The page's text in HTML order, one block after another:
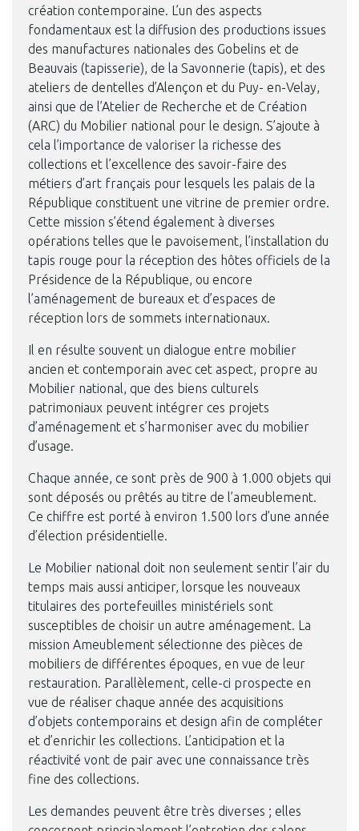
Ministère de la Culture, bureau du ministre, 2016. Photo ©
Mobilier national, Thibaut Chapotot
création contemporaine. L’un des aspects
fondamentaux est la diffusion des productions issues
des manufactures nationales des Gobelins et de
Beauvais (tapisserie), de la Savonnerie (tapis), et des
ateliers de dentelles d’Alençon et du Puy- en-Velay,
ainsi que de l’Atelier de Recherche et de Création
(ARC) du Mobilier national pour le design. S’ajoute à
cela l’importance de valoriser la richesse des
collections et l’excellence des savoir-faire des
métiers d’art français pour lesquels les palais de la
République constituent une vitrine de premier ordre.
Cette mission s’étend également à diverses
opérations telles que le pavoisement, l’installation du
tapis rouge pour la réception des hôtes officiels de la
Présidence de la République, ou encore
l’aménagement de bureaux et d’espaces de
réception lors de sommets internationaux.
Il en résulte souvent un dialogue entre mobilier
ancien et contemporain avec cet aspect, propre au
Mobilier national, que des biens culturels
patrimoniaux peuvent intégrer ces projets
d’aménagement et s’harmoniser avec du mobilier
d’usage.
Chaque année, ce sont près de 900 à 1.000 objets qui
sont déposés ou prêtés au titre de l’ameublement.
Ce chiffre est porté à environ 1.500 lors d’une année
d’élection présidentielle.
Le Mobilier national doit non seulement sentir l’air du
temps mais aussi anticiper, lorsque les nouveaux
titulaires des portefeuilles ministériels sont
susceptibles de choisir un autre aménagement. La
mission Ameublement sélectionne des pièces de
mobiliers de différentes époques, en vue de leur
restauration. Parallèlement, celle-ci prospecte en
vue de réaliser chaque année des acquisitions
d’objets contemporains et design afin de compléter
et d’enrichir les collections. L’anticipation et la
réactivité vont de pair avec une connaissance très
fine des collections.
Les demandes peuvent être très diverses ; elles